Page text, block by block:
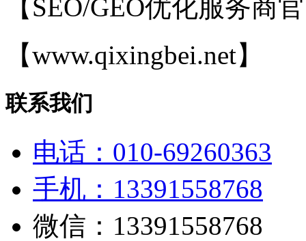
【SEO/GEO优化服务商
【www.qixingbei.net】
联系我们
电话：010-69260363
手机：13391558768
微信：13391558768